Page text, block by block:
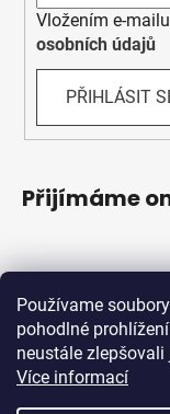
Používame
pohodlné
neustále
Více informací
Vložením e-
osobních údajů
PŘIHLÁSIT
Přijímáme